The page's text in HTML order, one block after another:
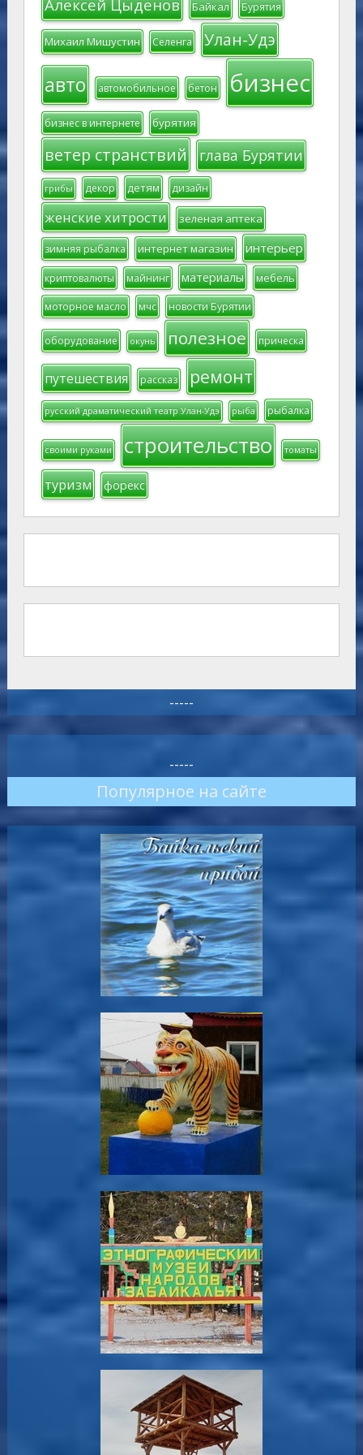
Алексей Цыденов Байкал Бурятия
Михаил Мишустин Селенга Улан-Удэ
авто автомобильное бетон бизнес
бизнес в интернете бурятия
ветер странствий глава Бурятии
грибы декор детям дизайн
женские хитрости зеленая аптека
зимняя рыбалка интернет магазин интерьер
криптовалюты майнинг материалы мебель
моторное масло мчс новости Бурятии
оборудование окунь полезное прическа
путешествия рассказ ремонт
русский драматический театр Улан-Удэ рыба рыбалка
своими руками строительство томаты
туризм форекс
-----
-----
Популярное на сайте